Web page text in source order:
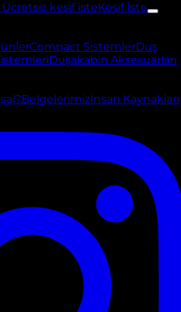
Ücretsiz keşif isteKeşif İste
Compact SistemlerDuş
Duşakabin Aksesuarları
Belgelerimizİnsan Kaynakları